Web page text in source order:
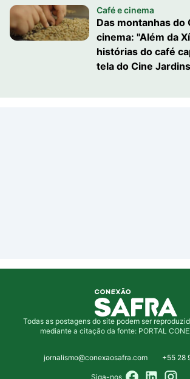
Café e cinema
Das montanhas do
cinema: "Além da
histórias do café
tela do Cine
Todas as postagens do site podem ser
mediante a citação da fonte: PORTAL
jornalismo@conexaosafra.com +55 28
Siga-nos